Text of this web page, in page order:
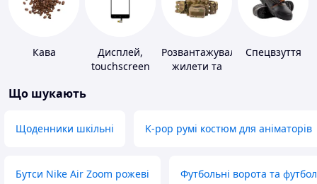
Кава
Дисплей,
touchscreen
Розвантажувальні
жилети та
Спецвзуття
Що шукають
Щоденники шкільні K-pop румі костюм для аніматорів
Бутси Nike Air Zoom рожеві Футбольні ворота та